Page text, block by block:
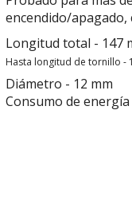
encendido/apagado,
Longitud total - 147
Hasta longitud de tornillo -
Diámetro - 12 mm
Consumo de energía